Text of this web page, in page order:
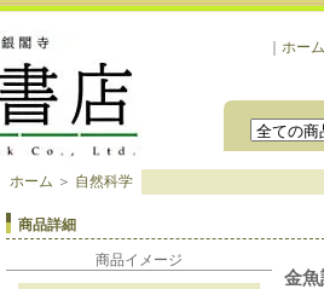
ホーム
ホーム ＞ 自然科学
商品詳細
商品イメージ
金